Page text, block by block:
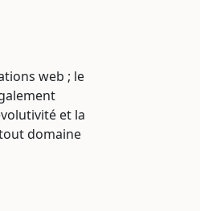
web ; le
et la
domaine